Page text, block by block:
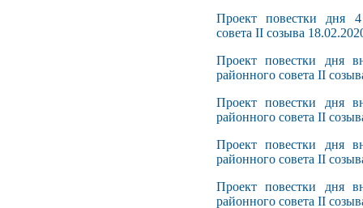
Проект повестки дня 4
совета II созыва
Проект повестки дня
районного совета II
Проект повестки дня
районного совета II
Проект повестки дня
районного совета II
Проект повестки дня
районного совета II